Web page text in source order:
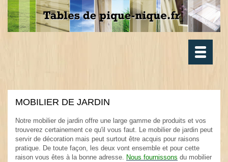
Toggle
MOBILIER DE JARDIN
Notre mobilier de jardin offre une large gamme de produits et vos
trouverez certainement ce qu'il vous faut. Le mobilier de jardin peut
servir de décoration mais peut surtout être acquis pour raisons
pratique. De toute façon, les deux vont ensemble et pour cette
raison vous êtes à la bonne adresse. Nous fournissons du mobilier